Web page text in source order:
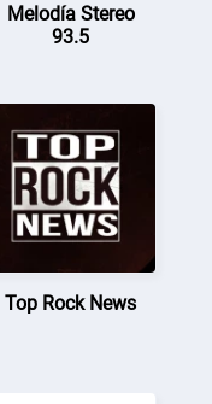
Melodía Stereo
93.5
Top Rock News